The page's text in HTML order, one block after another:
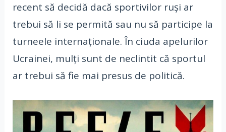
recent să decidă dacă sportivilor ruși ar
trebui să li se permită sau nu să participe la
turneele internaționale. În ciuda apelurilor
Ucrainei, mulți sunt de neclintit că sportul
ar trebui să fie mai presus de politică.